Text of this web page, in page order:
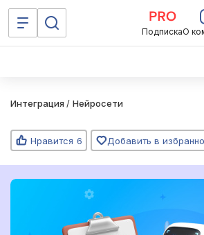
ПодпискаО
Интеграция / Нейросети
Нравится 6 Добавить в